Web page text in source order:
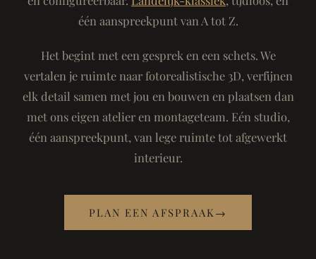
één aanspreekpunt van A tot Z.
Het begint met een gesprek en een schets. We
vertalen je ruimte naar fotorealistische 3D, verfijnen
elk detail samen met jou en bouwen en plaatsen dan
met ons eigen atelier en montageteam. Eén studio,
één aanspreekpunt, van lege ruimte tot afgewerkt
interieur.
PLAN EEN AFSPRAAK →